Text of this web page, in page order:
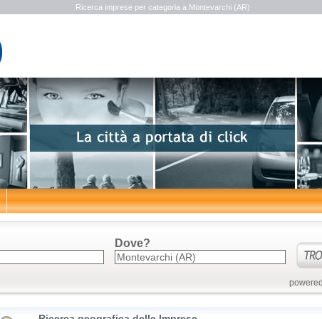
Ricerca imprese per categoria a Montevarchi (AR)
Dove?